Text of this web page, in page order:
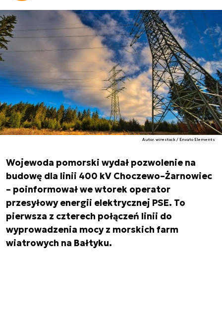
Autor. wirestock / Envato Elements
Wojewoda pomorski wydał pozwolenie na
budowę dla linii 400 kV Choczewo–Żarnowiec
– poinformował we wtorek operator
przesyłowy energii elektrycznej PSE. To
pierwsza z czterech połączeń linii do
wyprowadzenia mocy z morskich farm
wiatrowych na Bałtyku.